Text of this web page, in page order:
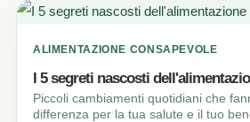
ALIMENTAZIONE CONSAPEVOLE
I 5 segreti nascosti
Piccoli cambiamenti quotidiani che
differenza per la tua salute e il tuo